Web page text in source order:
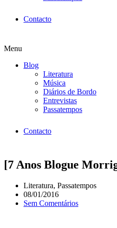
Contacto
Menu
Blog
Literatura
Música
Diários de Bordo
Entrevistas
Passatempos
Contacto
[7 Anos Blogue
Literatura, Passatempos
08/01/2016
Sem Comentários